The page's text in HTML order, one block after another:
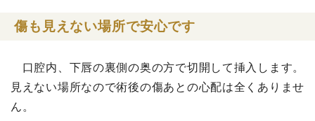
傷も見えない場所で安心です
口腔内、下唇の裏側の奥の方で切開して挿入します。
見えない場所なので術後の傷あとの心配は全くありませ
ん。